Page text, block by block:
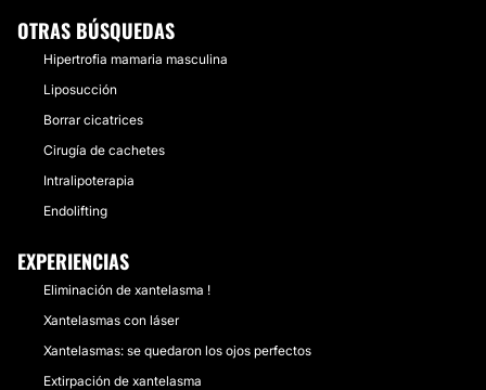
OTRAS BÚSQUEDAS
Hipertrofia mamaria masculina
Liposucción
Borrar cicatrices
Cirugía de cachetes
Intralipoterapia
Endolifting
EXPERIENCIAS
Eliminación de xantelasma !
Xantelasmas con láser
Xantelasmas: se quedaron los ojos perfectos
Extirpación de xantelasma